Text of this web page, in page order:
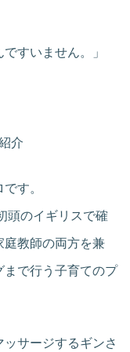
すいません。」
介
す。
頭のイギリスで確
庭教師の両方を兼
まで行う子育てのプ
サージするギンさ